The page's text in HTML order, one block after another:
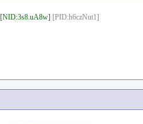
[NID:3s8.uA8w] [PID:h6czNut1]